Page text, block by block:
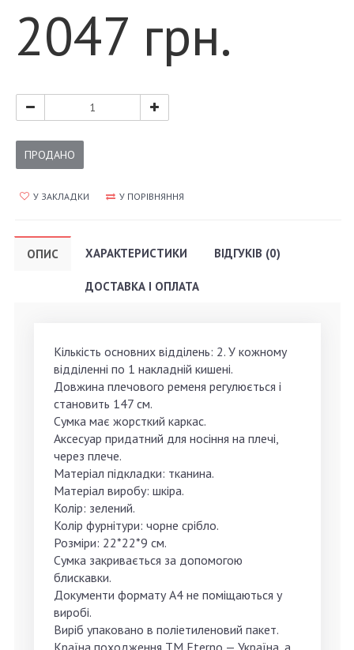
2047 грн.
ПРОДАНО
У ЗАКЛАДКИ У ПОРІВНЯННЯ
ОПИС ХАРАКТЕРИСТИКИ ВІДГУКІВ (0)
ДОСТАВКА І ОПЛАТА
Кількість основних відділень: 2. У кожному
відділенні по 1 накладній кишені.
Довжина плечового ременя регулюється і
становить 147 см.
Сумка має жорсткий каркас.
Аксесуар придатний для носіння на плечі,
через плече.
Матеріал підкладки: тканина.
Матеріал виробу: шкіра.
Колір: зелений.
Колір фурнітури: чорне срібло.
Розміри: 22*22*9 см.
Сумка закривається за допомогою
блискавки.
Документи формату А4 не поміщаються у
виробі.
Виріб упаковано в поліетиленовий пакет.